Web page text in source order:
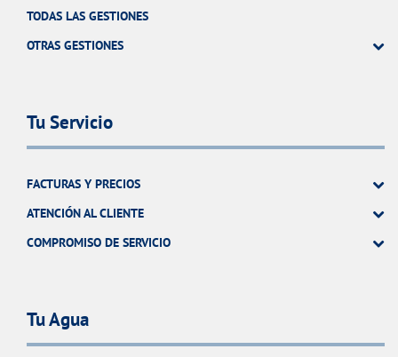
TODAS LAS GESTIONES
OTRAS GESTIONES
Tu Servicio
FACTURAS Y PRECIOS
ATENCIÓN AL CLIENTE
COMPROMISO DE SERVICIO
Tu Agua